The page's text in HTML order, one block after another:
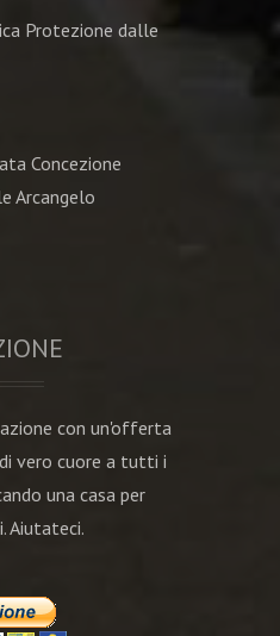
Protezione dalle
Concezione
Arcangelo
con un'offerta
vero cuore a tutti i
una casa per
Aiutateci.